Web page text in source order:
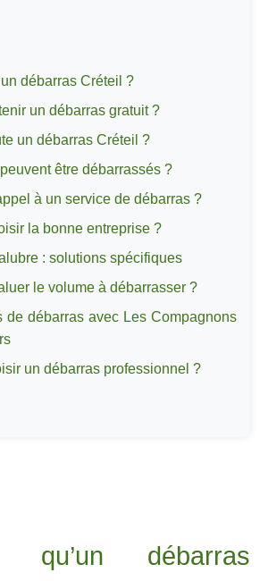
débarras Créteil ?
un débarras gratuit ?
un débarras Créteil ?
être débarrassés ?
à un service de débarras ?
la bonne entreprise ?
: solutions spécifiques
le volume à débarrasser ?
de débarras avec Les Compagnons
un débarras professionnel ?
qu’un débarras